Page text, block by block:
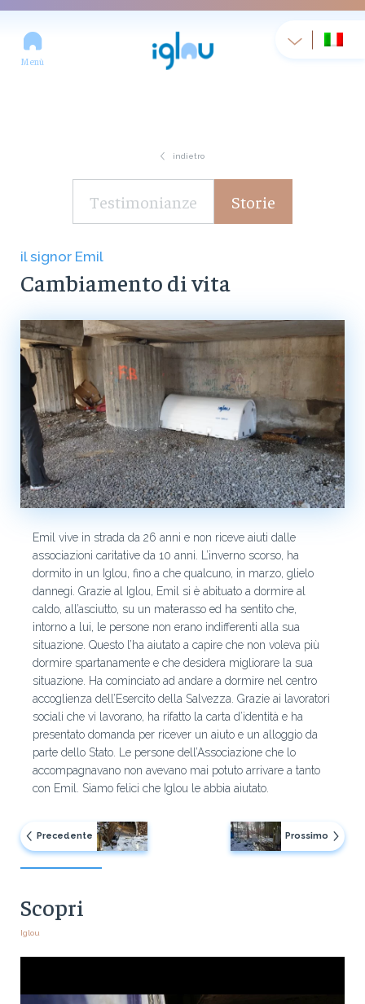
Menù
indietro
Testimonianze Storie
il signor Emil
Cambiamento di vita
Emil vive in strada da 26 anni e non riceve aiuti dalle
associazioni caritative da 10 anni. L’inverno scorso, ha
dormito in un Iglou, fino a che qualcuno, in marzo, glielo
dannegi. Grazie al Iglou, Emil si è abituato a dormire al
caldo, all’asciutto, su un materasso ed ha sentito che,
intorno a lui, le persone non erano indifferenti alla sua
situazione. Questo l’ha aiutato a capire che non voleva più
dormire spartanamente e che desidera migliorare la sua
situazione. Ha cominciato ad andare a dormire nel centro
accoglienza dell’Esercito della Salvezza. Grazie ai lavoratori
sociali che vi lavorano, ha rifatto la carta d’identità e ha
presentato domanda per ricever un aiuto e un alloggio da
parte dello Stato. Le persone dell’Associazione che lo
accompagnavano non avevano mai potuto arrivare a tanto
con Emil. Siamo felici che Iglou le abbia aiutato.
Precedente Prossimo
Scopri
Iglou